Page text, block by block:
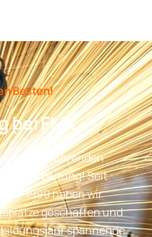
Besten!
bei FMK
einem führenden
Seit
1999 haben wir
geschaffen und
spannende